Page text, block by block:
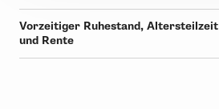
Vorzeitiger Ruhestand, Altersteilzeit
und Rente